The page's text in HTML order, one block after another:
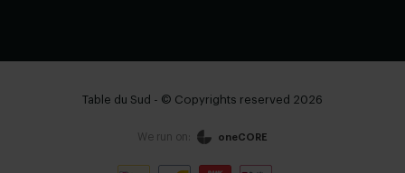
Table du Sud - © Copyrights reserved 2026
We run on: oneCORE